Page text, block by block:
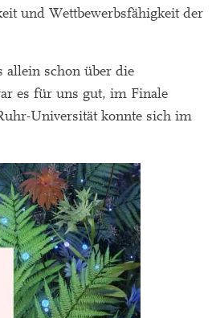
und Wettbewerbsfähigkeit der
allein schon über die
es für uns gut, im Finale
Universität konnte sich im